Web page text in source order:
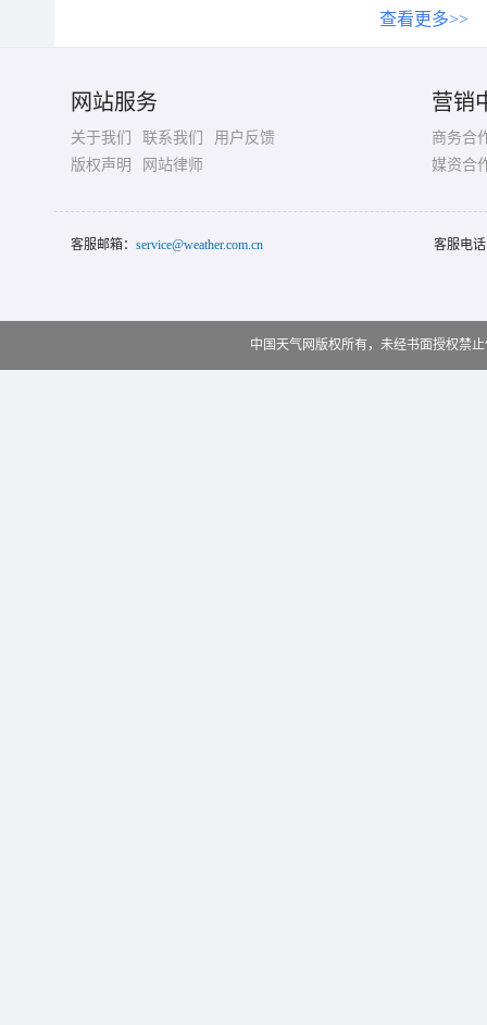
查看更多>>
网站服务
关于我们 联系我们
用户反馈
版权声明
网站律师
营销
商务合
媒资合
客服邮箱： service@weather.com.cn 客服电
中国天气网版权所有，未经书面授权